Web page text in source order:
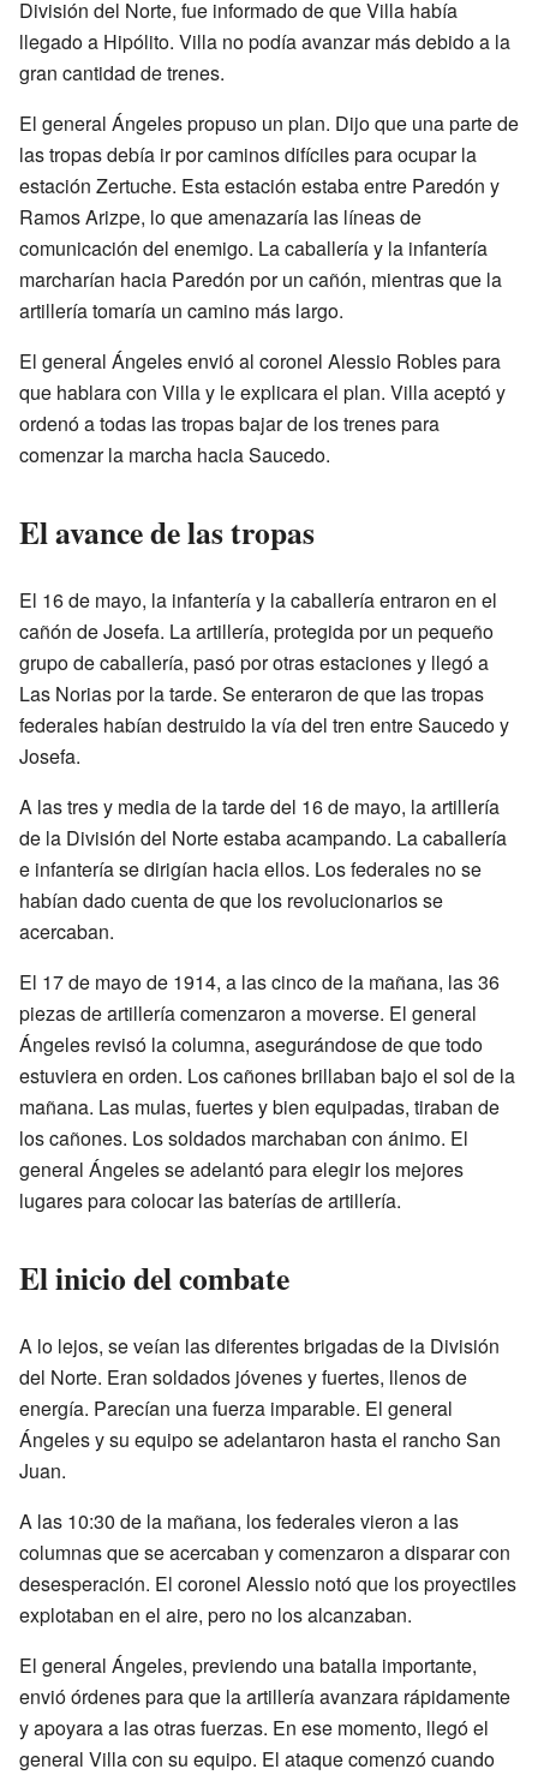
División del Norte, fue informado de que Villa había
llegado a Hipólito. Villa no podía avanzar más debido a la
gran cantidad de trenes.
El general Ángeles propuso un plan. Dijo que una parte de
las tropas debía ir por caminos difíciles para ocupar la
estación Zertuche. Esta estación estaba entre Paredón y
Ramos Arizpe, lo que amenazaría las líneas de
comunicación del enemigo. La caballería y la infantería
marcharían hacia Paredón por un cañón, mientras que la
artillería tomaría un camino más largo.
El general Ángeles envió al coronel Alessio Robles para
que hablara con Villa y le explicara el plan. Villa aceptó y
ordenó a todas las tropas bajar de los trenes para
comenzar la marcha hacia Saucedo.
El avance de las tropas
El 16 de mayo, la infantería y la caballería entraron en el
cañón de Josefa. La artillería, protegida por un pequeño
grupo de caballería, pasó por otras estaciones y llegó a
Las Norias por la tarde. Se enteraron de que las tropas
federales habían destruido la vía del tren entre Saucedo y
Josefa.
A las tres y media de la tarde del 16 de mayo, la artillería
de la División del Norte estaba acampando. La caballería
e infantería se dirigían hacia ellos. Los federales no se
habían dado cuenta de que los revolucionarios se
acercaban.
El 17 de mayo de 1914, a las cinco de la mañana, las 36
piezas de artillería comenzaron a moverse. El general
Ángeles revisó la columna, asegurándose de que todo
estuviera en orden. Los cañones brillaban bajo el sol de la
mañana. Las mulas, fuertes y bien equipadas, tiraban de
los cañones. Los soldados marchaban con ánimo. El
general Ángeles se adelantó para elegir los mejores
lugares para colocar las baterías de artillería.
El inicio del combate
A lo lejos, se veían las diferentes brigadas de la División
del Norte. Eran soldados jóvenes y fuertes, llenos de
energía. Parecían una fuerza imparable. El general
Ángeles y su equipo se adelantaron hasta el rancho San
Juan.
A las 10:30 de la mañana, los federales vieron a las
columnas que se acercaban y comenzaron a disparar con
desesperación. El coronel Alessio notó que los proyectiles
explotaban en el aire, pero no los alcanzaban.
El general Ángeles, previendo una batalla importante,
envió órdenes para que la artillería avanzara rápidamente
y apoyara a las otras fuerzas. En ese momento, llegó el
general Villa con su equipo. El ataque comenzó cuando